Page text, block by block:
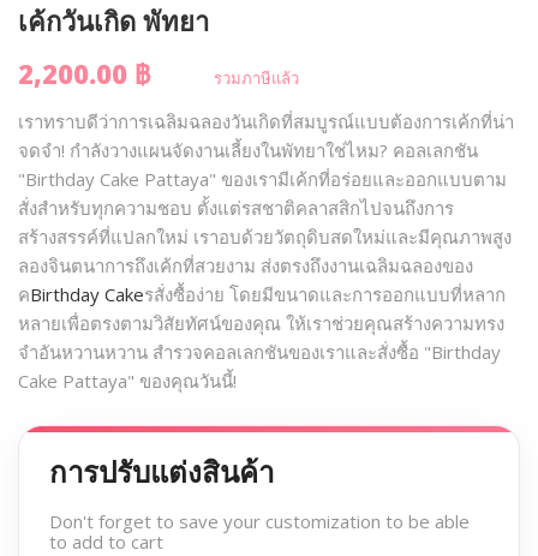
เค้กวันเกิด พัทยา
2,200.00 ฿
รวมภาษีแล้ว
เราทราบดีว่าการเฉลิมฉลองวันเกิดที่สมบูรณ์แบบต้องการเค้กที่น่า
จดจำ! กำลังวางแผนจัดงานเลี้ยงในพัทยาใช่ไหม? คอลเลกชัน
"Birthday Cake Pattaya" ของเรามีเค้กที่อร่อยและออกแบบตาม
สั่งสำหรับทุกความชอบ ตั้งแต่รสชาติคลาสสิกไปจนถึงการ
สร้างสรรค์ที่แปลกใหม่ เราอบด้วยวัตถุดิบสดใหม่และมีคุณภาพสูง
ลองจินตนาการถึงเค้กที่สวยงาม ส่งตรงถึงงานเฉลิมฉลองของ
คBirthday Cakeรสั่งซื้อง่าย โดยมีขนาดและการออกแบบที่หลาก
หลายเพื่อตรงตามวิสัยทัศน์ของคุณ ให้เราช่วยคุณสร้างความทรง
จำอันหวานหวาน สำรวจคอลเลกชันของเราและสั่งซื้อ "Birthday
Cake Pattaya" ของคุณวันนี้!
การปรับแต่งสินค้า
Don't forget to save your customization to be able
to add to cart